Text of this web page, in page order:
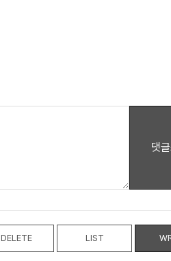
댓글
DELETE LIST